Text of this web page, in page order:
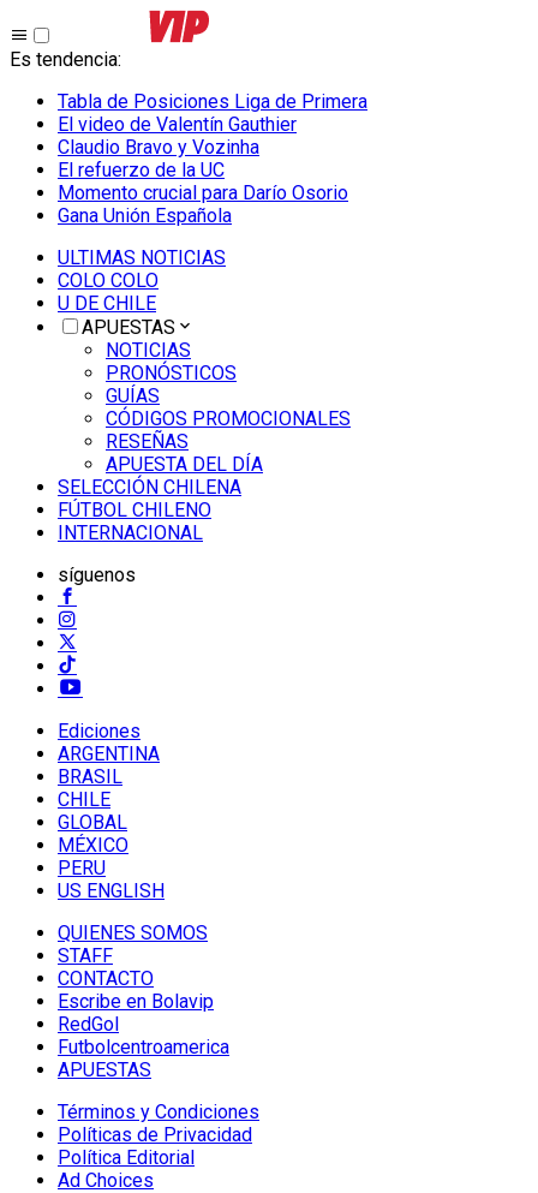
Es tendencia:
Tabla de Posiciones Liga de Primera
El video de Valentín Gauthier
Claudio Bravo y Vozinha
El refuerzo de la UC
Momento crucial para Darío Osorio
Gana Unión Española
ULTIMAS NOTICIAS
COLO COLO
U DE CHILE
APUESTAS
NOTICIAS
PRONÓSTICOS
GUÍAS
CÓDIGOS PROMOCIONALES
RESEÑAS
APUESTA DEL DÍA
SELECCIÓN CHILENA
FÚTBOL CHILENO
INTERNACIONAL
síguenos
Ediciones
ARGENTINA
BRASIL
CHILE
GLOBAL
MÉXICO
PERU
US ENGLISH
QUIENES SOMOS
STAFF
CONTACTO
Escribe en Bolavip
RedGol
Futbolcentroamerica
APUESTAS
Términos y Condiciones
Políticas de Privacidad
Política Editorial
Ad Choices